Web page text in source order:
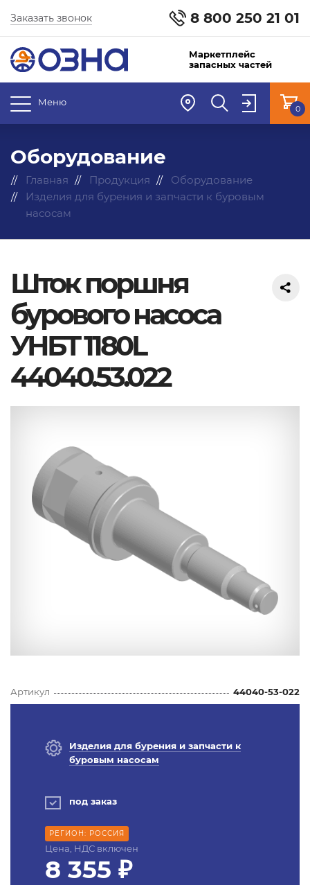
8 800 250 21 01
Заказать звонок
Маркетплейс
запасных частей
Меню
0
Оборудование
Главная Продукция
Оборудование
Изделия для бурения и запчасти к буровым
насосам
Шток поршня
бурового насоса
УНБТ 1180L
44040.53.022
Артикул 44040-53-022
Изделия для бурения и запчасти к
буровым насосам
под заказ
РЕГИОН: РОССИЯ
Цена, НДС включен
8 355 ₽